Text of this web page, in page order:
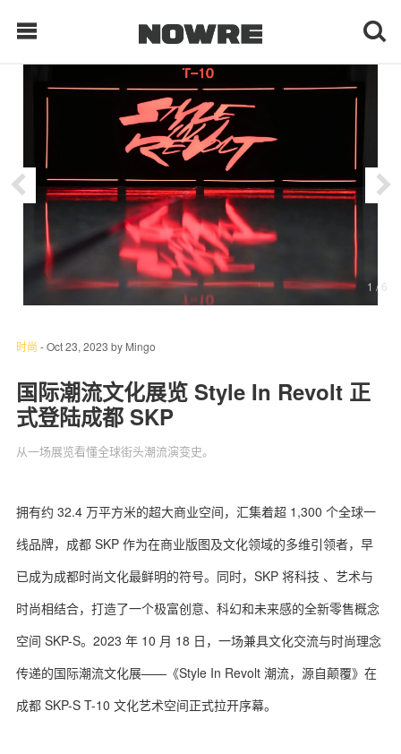
每日鲜榨
现客视点
每日栏目
时 尚
球 鞋
科 技
1 / 6
时尚 -Oct 23, 2023 by Mingo
国际潮流文化展览 Style In Revolt 正
式登陆成都 SKP
从一场展览看懂全球街头潮流演变史。
拥有约 32.4 万平方米的超大商业空间，汇集着超 1,300 个全球一
线品牌，成都 SKP 作为在商业版图及文化领域的多维引领者，早
已成为成都时尚文化最鲜明的符号。同时，SKP 将科技 、艺术与
时尚相结合，打造了一个极富创意、科幻和未来感的全新零售概念
空间 SKP-S。2023 年 10 月 18 日，一场兼具文化交流与时尚理念
传递的国际潮流文化展——《Style In Revolt 潮流，源自颠覆》在
成都 SKP-S T-10 文化艺术空间正式拉开序幕。